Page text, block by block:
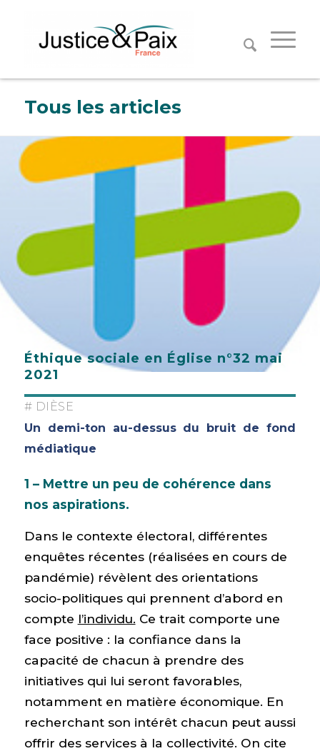
Tous les articles
Éthique sociale en Église n°32 mai
2021
# DIÈSE
Un demi-ton au-dessus du bruit de fond
médiatique
1 – Mettre un peu de cohérence dans
nos aspirations.
Dans le contexte électoral, différentes
enquêtes récentes (réalisées en cours de
pandémie) révèlent des orientations
socio-politiques qui prennent d’abord en
compte l’individu. Ce trait comporte une
face positive : la confiance dans la
capacité de chacun à prendre des
initiatives qui lui seront favorables,
notamment en matière économique. En
recherchant son intérêt chacun peut aussi
offrir des services à la collectivité. On cite